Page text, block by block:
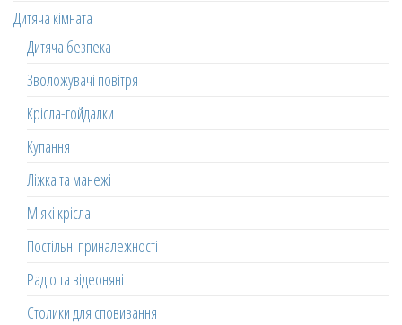
Дитяча кімната
Дитяча безпека
Зволожувачі повітря
Крісла-гойдалки
Купання
Ліжка та манежі
М'які крісла
Постільні приналежності
Радіо та відеоняні
Столики для сповивання